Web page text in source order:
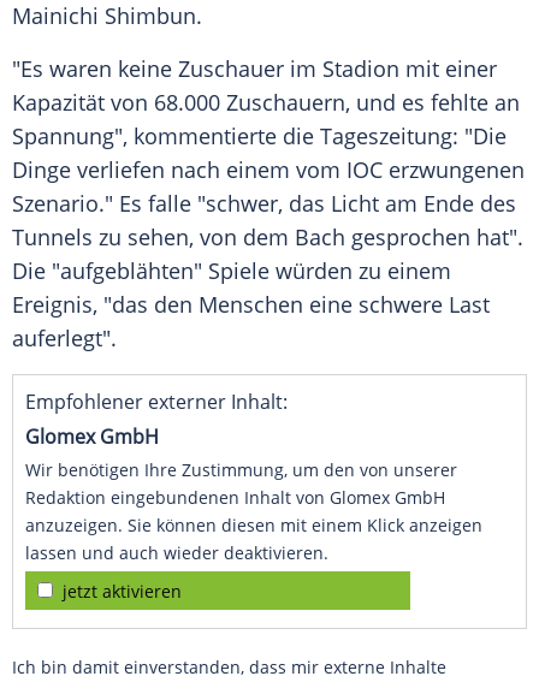
Mainichi Shimbun.
"Es waren keine Zuschauer im Stadion mit einer
Kapazität von 68.000 Zuschauern, und es fehlte an
Spannung", kommentierte die Tageszeitung: "Die
Dinge verliefen nach einem vom IOC erzwungenen
Szenario." Es falle "schwer, das Licht am Ende des
Tunnels zu sehen, von dem Bach gesprochen hat".
Die "aufgeblähten" Spiele würden zu einem
Ereignis, "das den Menschen eine schwere Last
auferlegt".
Empfohlener externer Inhalt:
Glomex GmbH
Wir benötigen Ihre Zustimmung, um den von unserer
Redaktion eingebundenen Inhalt von Glomex GmbH
anzuzeigen. Sie können diesen mit einem Klick anzeigen
lassen und auch wieder deaktivieren.
jetzt aktivieren
Ich bin damit einverstanden, dass mir externe Inhalte